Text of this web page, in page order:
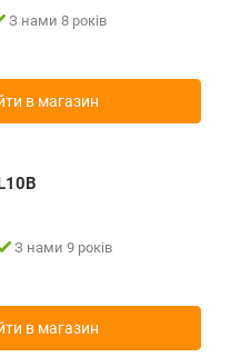
З нами 8 років
в магазин
З нами 9 років
в магазин